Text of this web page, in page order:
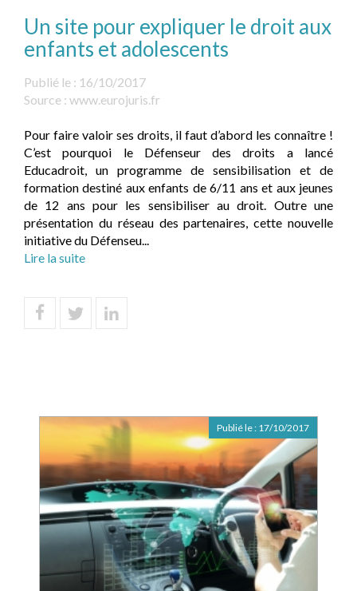
Un site pour expliquer le droit aux
enfants et adolescents
Publié le : 16/10/2017
Source : www.eurojuris.fr
Pour faire valoir ses droits, il faut d’abord les connaître !
C’est pourquoi le Défenseur des droits a lancé
Educadroit, un programme de sensibilisation et de
formation destiné aux enfants de 6/11 ans et aux jeunes
de 12 ans pour les sensibiliser au droit. Outre une
présentation du réseau des partenaires, cette nouvelle
initiative du Défenseu...
Lire la suite
Publié le : 17/10/2017